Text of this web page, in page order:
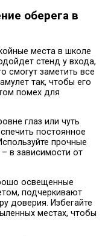
оберега в
места в школе
стенд у входа,
смогут заметить все
так, чтобы его
помех для
глаз или чуть
постоянное
прочные
в зависимости от
освещенные
подчеркивают
доверия. Избегайте
местах, чтобы